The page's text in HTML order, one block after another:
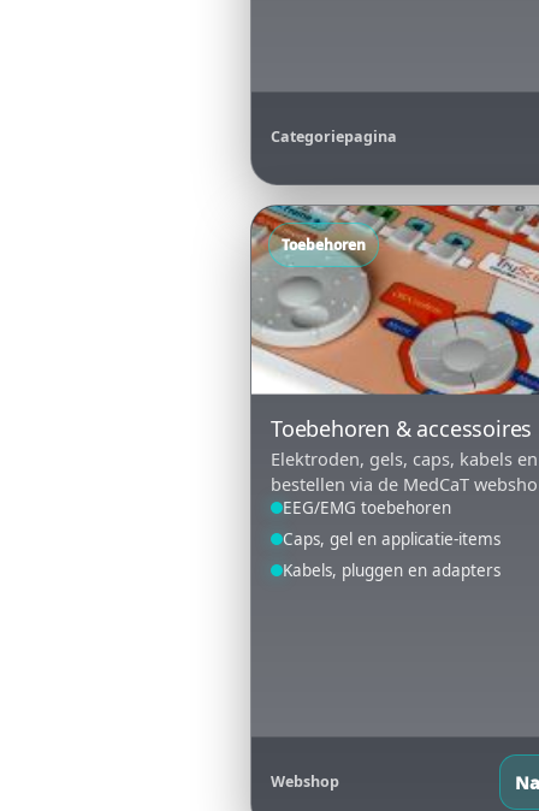
Categoriepagina
Toebehoren
Toebehoren & accessoires
Elektroden, gels, caps, kabels
bestellen via de MedCaT
EEG/EMG toebehoren
Caps, gel en applicatie-items
Kabels, pluggen en adapters
Webshop